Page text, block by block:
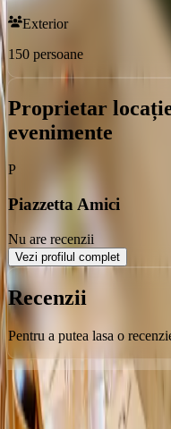
Exterior
150 persoane
Proprietar
evenimente
P
Piazzetta Amici
Nu are recenzii
Vezi profilul complet
Recenzii
Pentru a putea lasa o